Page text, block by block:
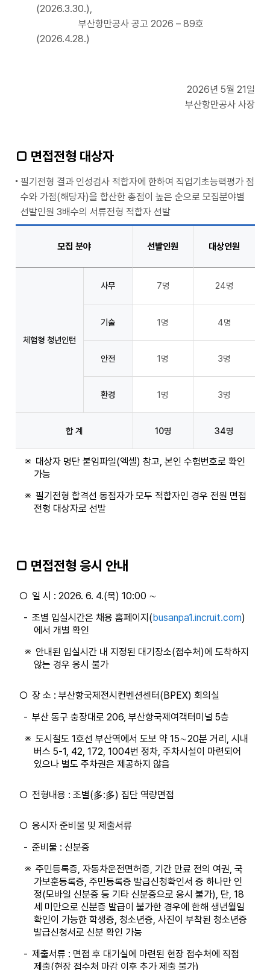
(2026.3.30.),
부산항만공사 공고 2026 – 89호
(2026.4.28.)
2026년 5월 21일
부산항만공사 사장
□ 면접전형 대상자
필기전형 결과 인성검사 적합자에 한하여 직업기초능력평가 점
수와 가점(해당자)을 합산한 총점이 높은 순으로 모집분야별
선발인원 3배수의 서류전형 적합자 선발
모집 분야 선발인원 대상인원
체험형 청년인턴
사무 7명 24명
기술 1명 4명
안전 1명 3명
환경 1명 3명
합 계 10명 34명
※ 대상자 명단 붙임파일(엑셀) 참고, 본인 수험번호로 확인
가능
※ 필기전형 합격선 동점자가 모두 적합자인 경우 전원 면접
전형 대상자로 선발
□ 면접전형 응시 안내
○ 일 시 : 2026. 6. 4.(목) 10:00 ∼
- 조별 입실시간은 채용 홈페이지(busanpa1.incruit.com)
에서 개별 확인
※ 안내된 입실시간 내 지정된 대기장소(접수처)에 도착하지
않는 경우 응시 불가
○ 장 소 : 부산항국제전시컨벤션센터(BPEX) 회의실
- 부산 동구 충장대로 206, 부산항국제여객터미널 5층
※ 도시철도 1호선 부산역에서 도보 약 15∼20분 거리, 시내
버스 5-1, 42, 172, 1004번 정차, 주차시설이 마련되어
있으나 별도 주차권은 제공하지 않음
○ 전형내용 : 조별(多:多) 집단 역량면접
○ 응시자 준비물 및 제출서류
- 준비물 : 신분증
※ 주민등록증, 자동차운전면허증, 기간 만료 전의 여권, 국
가보훈등록증, 주민등록증 발급신청확인서 중 하나만 인
정(모바일 신분증 등 기타 신분증으로 응시 불가), 단, 18
세 미만으로 신분증 발급이 불가한 경우에 한해 생년월일
확인이 가능한 학생증, 청소년증, 사진이 부착된 청소년증
발급신청서로 신분 확인 가능
- 제출서류 : 면접 후 대기실에 마련된 현장 접수처에 직접
제출(현장 접수처 마감 이후 추가 제출 불가)